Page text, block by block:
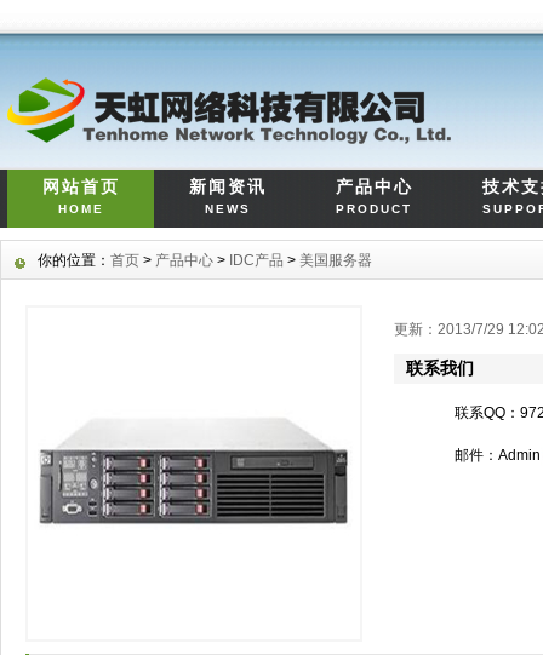
网站首页
HOME
新闻资讯
NEWS
产品中心
PRODUCT
技术
你的位置： 首页 > 产品中心 > IDC产品 > 美国服务器
更新：2013/7/29
联系我们
联系QQ：
邮件：Admin